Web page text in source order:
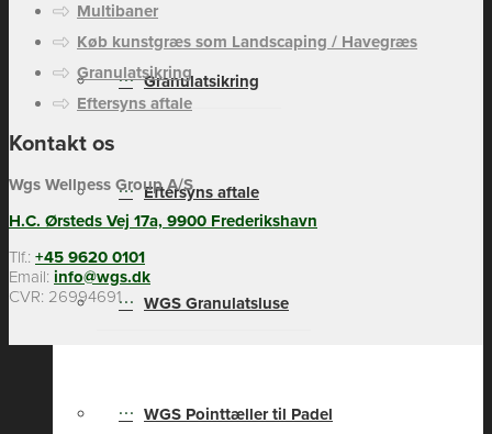
Granulatsikring
Eftersyns aftale
WGS Granulatsluse
WGS Pointtæller til Padel
Multibaner
Køb kunstgræs som Landscaping / Havegræs
Granulatsikring
Eftersyns aftale
Kontakt os
Wgs Wellness Group A/S
H.C. Ørsteds Vej 17a, 9900 Frederikshavn
Tlf.: +45 9620 0101
Email: info@wgs.dk
CVR: 26994691